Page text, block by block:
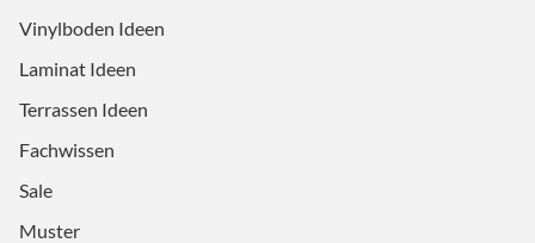
Vinylboden Ideen
Laminat Ideen
Terrassen Ideen
Fachwissen
Sale
Muster